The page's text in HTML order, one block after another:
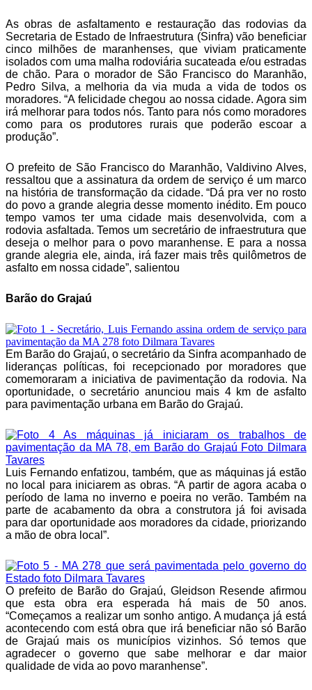
As obras de asfaltamento e restauração das rodovias da
Secretaria de Estado de Infraestrutura (Sinfra) vão beneficiar
cinco milhões de maranhenses, que viviam praticamente
isolados com uma malha rodoviária sucateada e/ou estradas
de chão. Para o morador de São Francisco do Maranhão,
Pedro Silva, a melhoria da via muda a vida de todos os
moradores. “A felicidade chegou ao nossa cidade. Agora sim
irá melhorar para todos nós. Tanto para nós como moradores
como para os produtores rurais que poderão escoar a
produção”.
O prefeito de São Francisco do Maranhão, Valdivino Alves,
ressaltou que a assinatura da ordem de serviço é um marco
na história de transformação da cidade. “Dá pra ver no rosto
do povo a grande alegria desse momento inédito. Em pouco
tempo vamos ter uma cidade mais desenvolvida, com a
rodovia asfaltada. Temos um secretário de infraestrutura que
deseja o melhor para o povo maranhense. E para a nossa
grande alegria ele, ainda, irá fazer mais três quilômetros de
asfalto em nossa cidade”, salientou
Barão do Grajaú
Em Barão do Grajaú, o secretário da Sinfra acompanhado de
lideranças políticas, foi recepcionado por moradores que
comemoraram a iniciativa de pavimentação da rodovia. Na
oportunidade, o secretário anunciou mais 4 km de asfalto
para pavimentação urbana em Barão do Grajaú.
Luis Fernando enfatizou, também, que as máquinas já estão
no local para iniciarem as obras. “A partir de agora acaba o
período de lama no inverno e poeira no verão. Também na
parte de acabamento da obra a construtora já foi avisada
para dar oportunidade aos moradores da cidade, priorizando
a mão de obra local”.
O prefeito de Barão do Grajaú, Gleidson Resende afirmou
que esta obra era esperada há mais de 50 anos.
“Começamos a realizar um sonho antigo. A mudança já está
acontecendo com está obra que irá beneficiar não só Barão
de Grajaú mais os municípios vizinhos. Só temos que
agradecer o governo que sabe melhorar e dar maior
qualidade de vida ao povo maranhense”.